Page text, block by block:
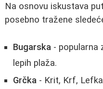
Na osnovu iskustava
posebno tražene
Bugarska - popularna
lepih plaža.
Grčka - Krit, Krf,